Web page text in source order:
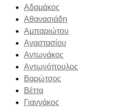
Αδαμάκος
Αθανασιάδη
Αμπαριώτου
Αναστασίου
Αντωνάκος
Αντωνόπουλος
Βαρώτσος
Βέττα
Γιαννάκος